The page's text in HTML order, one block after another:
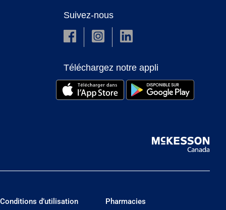
Suivez-nous
Téléchargez notre appli
Conditions d’utilisation Pharmacies